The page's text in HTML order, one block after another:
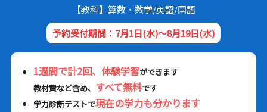
【教科】算数・数学/英語/国語
予約受付期間：7月1日(水)～8月19日(水)
1週間で計2回、体験学習ができます
教材費など含め、 すべて無料です
学力診断テストで現在の学力も分かります